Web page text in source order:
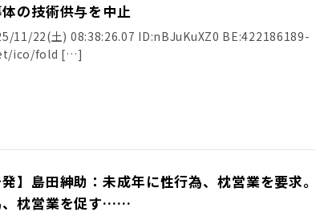
の技術供与を中止
11/22(土) 08:38:26.07 ID:nBJuKuXZ0 BE:422186189-
ico/fold […]
】島田紳助：未成年に性行為、枕営業を要求。
、枕営業を促す……